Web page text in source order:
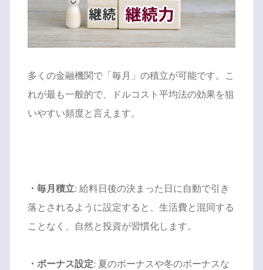
多くの金融機関で「毎月」の積立が可能です。こ
れが最も一般的で、ドルコスト平均法の効果を狙
いやすい頻度と言えます。
・毎月積立: 給料日後の決まった日に自動で引き
落とされるように設定すると、生活費と混同する
ことなく、自然と投資が習慣化します。
・ボーナス設定: 夏のボーナスや冬のボーナスな